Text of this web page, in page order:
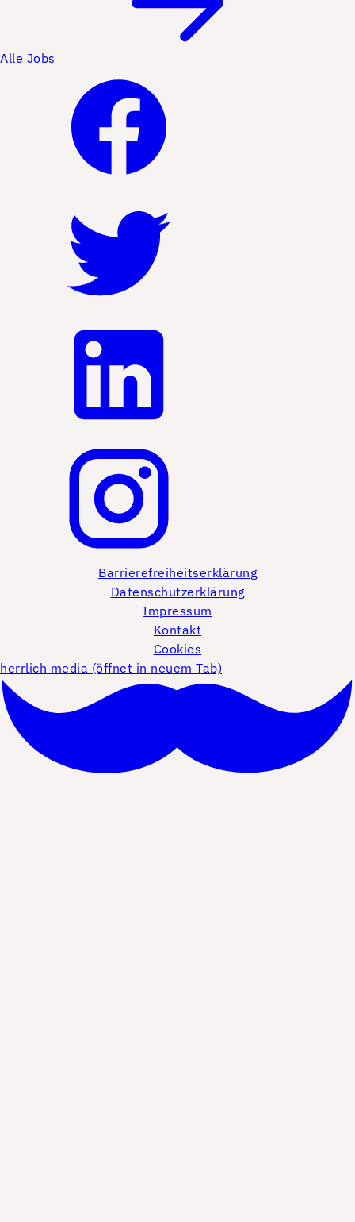
Alle Jobs
Barrierefreiheitserklärung
Datenschutzerklärung
Impressum
Kontakt
Cookies
herrlich media (öffnet in neuem Tab)